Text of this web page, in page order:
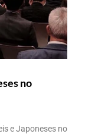
no
e Japoneses no